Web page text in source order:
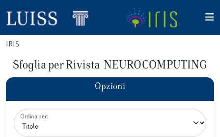
IRIS
Sfoglia per Rivista NEUROCOMPUTING
Opzioni
Ordina per: